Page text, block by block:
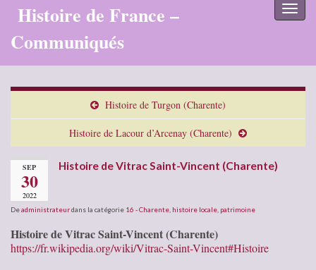
Histoire de France –
Communiqués
Histoire de Turgon (Charente)
Histoire de Lacour d’Arcenay (Charente)
SEP
30
2022
Histoire de Vitrac Saint-Vincent (Charente)
Deadministrateurdans la catégorie 16 - Charente histoire locale patrimoine
Histoire de Vitrac Saint-Vincent (Charente)
https://fr.wikipedia.org/wiki/Vitrac-Saint-Vincent#Histoire